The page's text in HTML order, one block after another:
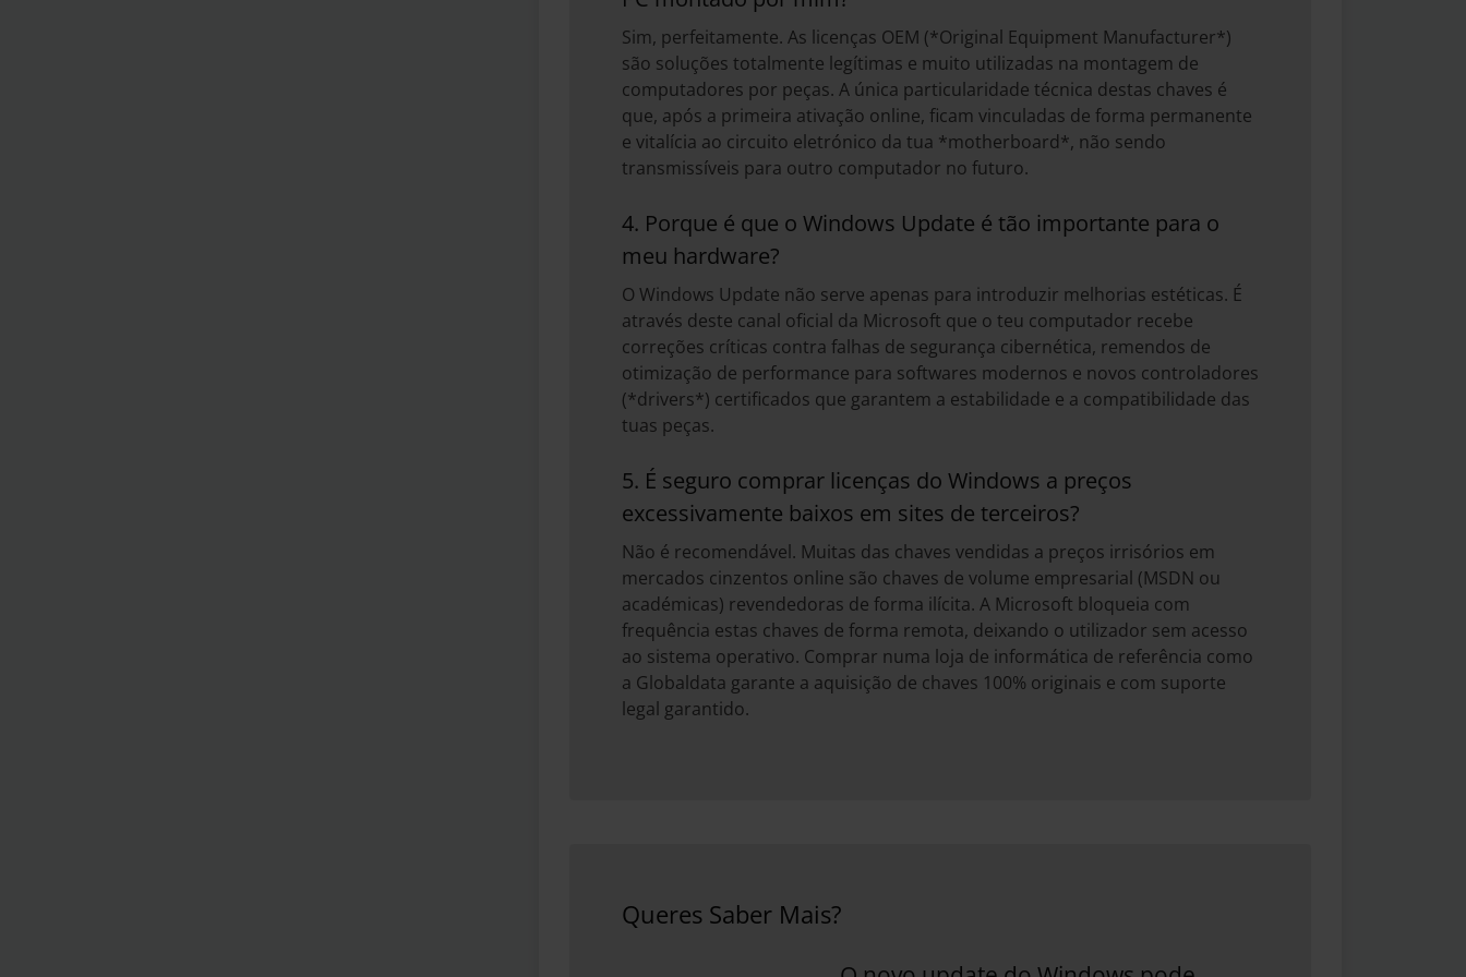
Sim, perfeitamente. As licenças OEM (*Original Equipment Manufacturer*)
são soluções totalmente legítimas e muito utilizadas na montagem de
computadores por peças. A única particularidade técnica destas chaves é
que, após a primeira ativação online, ficam vinculadas de forma permanente
e vitalícia ao circuito eletrónico da tua *motherboard*, não sendo
transmissíveis para outro computador no futuro.
4. Porque é que o Windows Update é tão importante para o
meu hardware?
O Windows Update não serve apenas para introduzir melhorias estéticas. É
através deste canal oficial da Microsoft que o teu computador recebe
correções críticas contra falhas de segurança cibernética, remendos de
otimização de performance para softwares modernos e novos controladores
(*drivers*) certificados que garantem a estabilidade e a compatibilidade das
tuas peças.
5. É seguro comprar licenças do Windows a preços
excessivamente baixos em sites de terceiros?
Não é recomendável. Muitas das chaves vendidas a preços irrisórios em
mercados cinzentos online são chaves de volume empresarial (MSDN ou
académicas) revendedoras de forma ilícita. A Microsoft bloqueia com
frequência estas chaves de forma remota, deixando o utilizador sem acesso
ao sistema operativo. Comprar numa loja de informática de referência como
a Globaldata garante a aquisição de chaves 100% originais e com suporte
legal garantido.
Queres Saber Mais?